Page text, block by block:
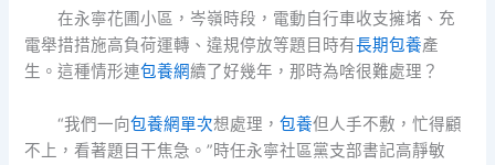
在永寧花圃小區，岑嶺時段，電動自行車收支擁堵、充
電舉措措施高負荷運轉、違規停放等題目時有長期包養產
生。這種情形連包養網續了好幾年，那時為啥很難處理？
“我們一向包養網單次想處理， 包養但人手不敷，忙得顧
不上，看著題目干焦急。”時任永寧社區黨支部書記高靜敏